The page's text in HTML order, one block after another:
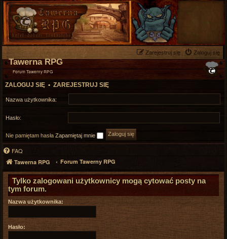
Zaloguj się
Zarejestruj się
Tawerna RPG
Forum Tawerny RPG
ZALOGUJ SIĘ • ZAREJESTRUJ SIĘ
Nazwa użytkownika:
Hasło:
Nie pamiętam hasła Zapamiętaj mnie
FAQ
Tawerna RPG Forum Tawerny RPG
Tylko zalogowani użytkownicy mogą cytować posty na
tym forum.
Nazwa użytkownika:
Hasło: